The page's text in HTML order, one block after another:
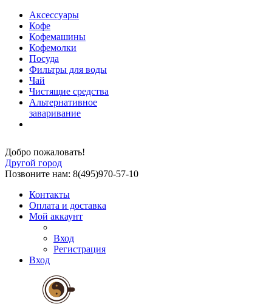
Аксессуары
Кофе
Кофемашины
Кофемолки
Посуда
Фильтры для воды
Чай
Чистящие средства
Альтернативное
заваривание
Добро пожаловать!
Другой город
Позвоните нам: 8(495)970-57-10
Контакты
Оплата и доставка
Мой аккаунт
Вход
Регистрация
Вход